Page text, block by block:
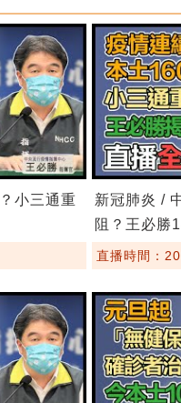
小三通重
新冠肺炎 /
阻？王必勝
直播時間：